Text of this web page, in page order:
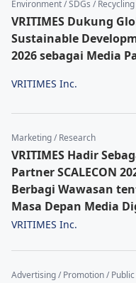
Environment / SDGs / Recycling
VRITIMES Dukung
Sustainable
2026 sebagai Media
VRITIMES Inc.
Marketing / Research
VRITIMES Hadir
Partner SCALECON
Berbagi Wawasan
Masa Depan Media
VRITIMES Inc.
Advertising / Promotion / Public